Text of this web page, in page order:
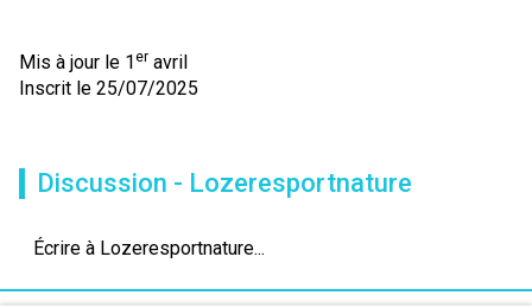
Mis à jour le 1er avril
Inscrit le 25/07/2025
Discussion - Lozeresportnature
Écrire à Lozeresportnature...